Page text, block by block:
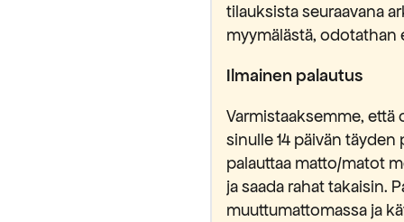
tilauksista seuraavana
myymälästä, odotathan
Ilmainen palautus
Varmistaaksemme,
sinulle 14 päivän
palauttaa matto/matot
ja saada rahat takaisin.
muuttumattomassa ja